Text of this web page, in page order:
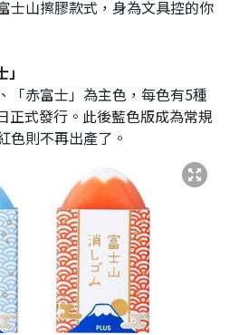
士山擦膠款式，身為文具控的你
「赤富士」為主色，每色有5種
正式發行。此後藍色版成為常規
色則不再出產了。